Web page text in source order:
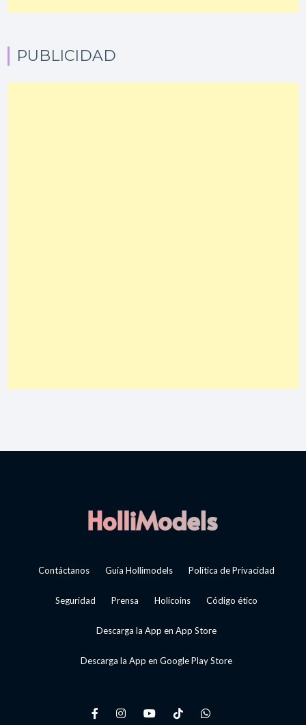
PUBLICIDAD
Contáctanos Guía Hollimodels Política de Privacidad
Seguridad Prensa Holicoins Código ético
Descarga la App en App Store
Descarga la App en Google Play Store